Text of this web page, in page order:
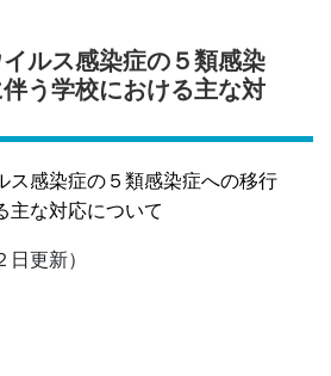
ルス感染症の５類感染
う学校における主な対
ス感染症の５類感染症への移行
主な対応について
更新）